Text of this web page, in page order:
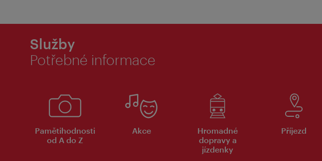
Služby
Potřebné informace
Pamětihodnosti
od A do Z
Akce
Hromadné
dopravy a
jízdenky
Příjezd